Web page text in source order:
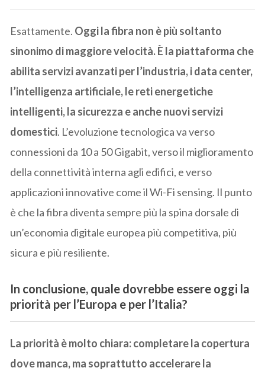
Esattamente. Oggi la fibra non è più soltanto
sinonimo di maggiore velocità. È la piattaforma che
abilita servizi avanzati per l’industria, i data center,
l’intelligenza artificiale, le reti energetiche
intelligenti, la sicurezza e anche nuovi servizi
domestici. L’evoluzione tecnologica va verso
connessioni da 10 a 50 Gigabit, verso il miglioramento
della connettività interna agli edifici, e verso
applicazioni innovative come il Wi-Fi sensing. Il punto
è che la fibra diventa sempre più la spina dorsale di
un’economia digitale europea più competitiva, più
sicura e più resiliente.
In conclusione, quale dovrebbe essere oggi la
priorità per l’Europa e per l’Italia?
La priorità è molto chiara: completare la copertura
dove manca, ma soprattutto accelerare la